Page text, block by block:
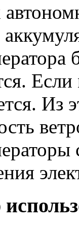
Из